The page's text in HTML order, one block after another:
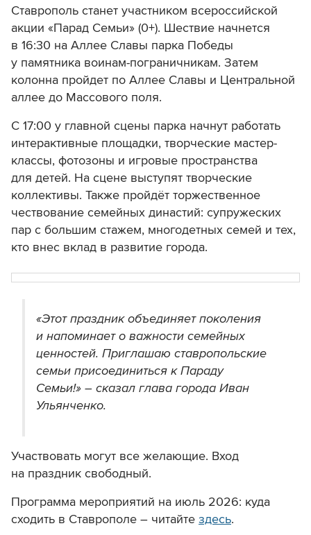
Ставрополь станет участником всероссийской
акции «Парад Семьи» (0+). Шествие начнется
в 16:30 на Аллее Славы парка Победы
у памятника воинам-пограничникам. Затем
колонна пройдет по Аллее Славы и Центральной
аллее до Массового поля.
С 17:00 у главной сцены парка начнут работать
интерактивные площадки, творческие мастер-
классы, фотозоны и игровые пространства
для детей. На сцене выступят творческие
коллективы. Также пройдёт торжественное
чествование семейных династий: супружеских
пар с большим стажем, многодетных семей и тех,
кто внес вклад в развитие города.
«Этот праздник объединяет поколения
и напоминает о важности семейных
ценностей. Приглашаю ставропольские
семьи присоединиться к Параду
Семьи!» – сказал глава города Иван
Ульянченко.
Участвовать могут все желающие. Вход
на праздник свободный.
Программа мероприятий на июль 2026: куда
сходить в Ставрополе – читайте здесь.